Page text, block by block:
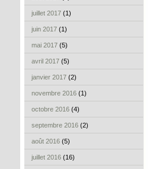
juillet 2017 (1)
juin 2017 (1)
mai 2017 (5)
avril 2017 (5)
janvier 2017 (2)
novembre 2016 (1)
octobre 2016 (4)
septembre 2016 (2)
août 2016 (5)
juillet 2016 (16)